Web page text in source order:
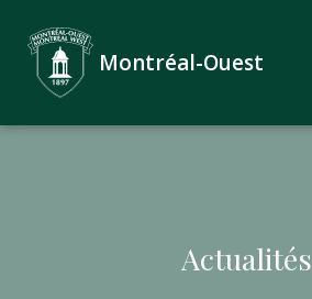
Actualités
Montréal-Ouest